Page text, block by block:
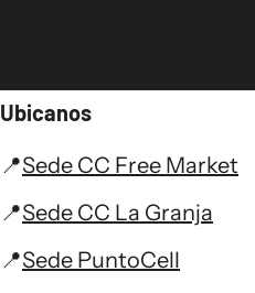
Ubicanos
📍Sede CC Free Market
📍Sede CC La Granja
📍Sede PuntoCell